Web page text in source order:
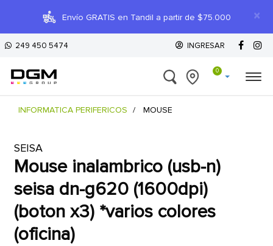
×
Envío GRATIS en Tandil a partir de $75.000
249 450 5474 INGRESAR
0
INFORMATICA PERIFERICOS MOUSE
SEISA
mouse inalambrico (usb-n)
seisa dn-g620 (1600dpi)
(boton x3) *varios colores
(oficina)